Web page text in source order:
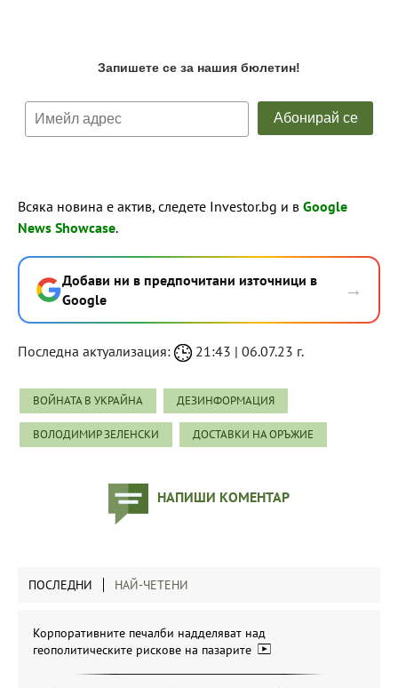
Всяка новина е актив, следете Investor.bg и в Google
News Showcase.
Добави ни в предпочитани източници в
Google
→
Последна актуализация: 21:43 | 06.07.23 г.
ВОЙНАТА В УКРАЙНА ДЕЗИНФОРМАЦИЯ
ВОЛОДИМИР ЗЕЛЕНСКИ ДОСТАВКИ НА ОРЪЖИЕ
НАПИШИ КОМЕНТАР
ПОСЛЕДНИ НАЙ-ЧЕТЕНИ
Корпоративните печалби надделяват над
геополитическите рискове на пазарите